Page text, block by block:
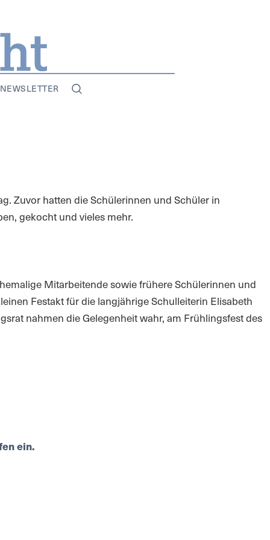
NEWSLETTER
Zuvor hatten die Schülerinnen und Schüler in
gekocht und vieles mehr.
Mitarbeitende sowie frühere Schülerinnen und
Festakt für die langjährige Schulleiterin Elisabeth
nahmen die Gelegenheit wahr, am Frühlingsfest des
ein.